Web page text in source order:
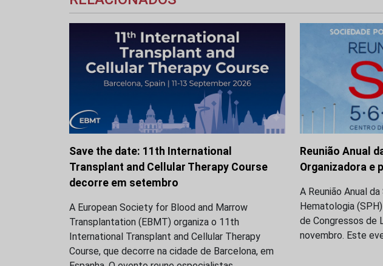
Save the date: 11th International
Transplant and Cellular Therapy Course
decorre em setembro
A European Society for Blood and Marrow
Transplantation (EBMT) organiza o 11th
International Transplant and Cellular Therapy
Course, que decorre na cidade de Barcelona, em
Reunião Anual
Organizadora e
A Reunião Anual
Hematologia
de Congressos de
novembro. Este